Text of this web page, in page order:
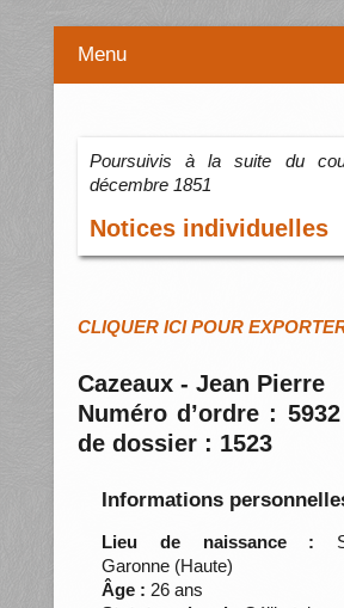
Menu
Poursuivis à la suite du
décembre 1851
Notices individuelles
CLIQUER ICI POUR
Cazeaux - Jean Pierre
Numéro d’ordre :
de dossier : 1523
Informations
Lieu de naissance :
Garonne (Haute)
Âge : 26 ans